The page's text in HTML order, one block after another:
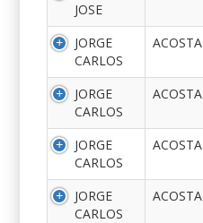
JOSE
JORGE
CARLOS
ACOSTA
JORGE
CARLOS
ACOSTA
JORGE
CARLOS
ACOSTA
JORGE
CARLOS
ACOSTA